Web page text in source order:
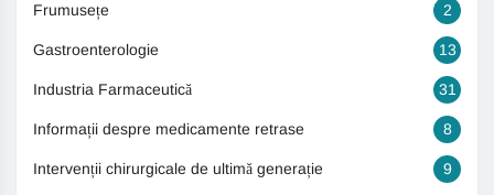
Frumusețe 2
Gastroenterologie 13
Industria Farmaceutică 31
Informații despre medicamente retrase 8
Intervenții chirurgicale de ultimă generație 9